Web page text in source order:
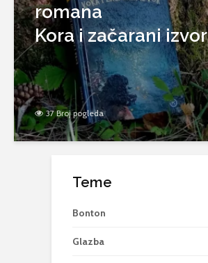
romana
Kora i začarani izvor
37 Broj pogleda
Teme
Bonton
Glazba